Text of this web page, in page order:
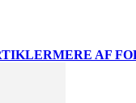
MERE AF